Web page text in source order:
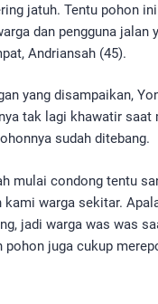
jatuh. Tentu pohon
dan pengguna jalan
Andriansah (45).
yang disampaikan,
tak lagi khawatir saat
sudah ditebang.
mulai condong tentu
kami warga sekitar.
jadi warga was was
juga cukup